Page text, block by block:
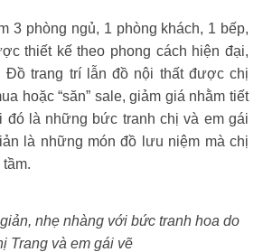
3 phòng ngủ, 1 phòng khách, 1 bếp,
thiết kế theo phong cách hiện đại,
Đồ trang trí lẫn đồ nội thất được chị
hoặc “săn” sale, giảm giá nhằm tiết
đó là những bức tranh chị và em gái
là những món đồ lưu niệm mà chị
nhẹ nhàng với bức tranh hoa do
Trang và em gái vẽ